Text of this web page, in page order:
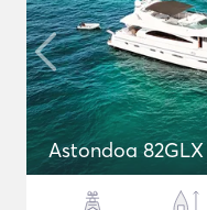
Astondoa 82GLX